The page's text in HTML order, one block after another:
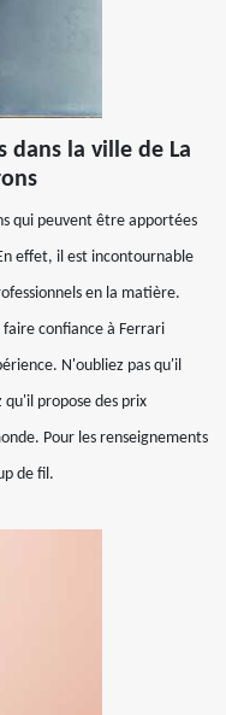
dans la ville de La
qui peuvent être apportées
effet, il est incontournable
en la matière.
faire confiance à Ferrari
N'oubliez pas qu'il
qu'il propose des prix
Pour les renseignements
de fil.